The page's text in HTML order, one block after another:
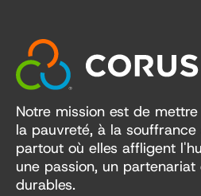
Notre mission est de
la pauvreté, à la
partout où elles affligent
une passion, un
durables.